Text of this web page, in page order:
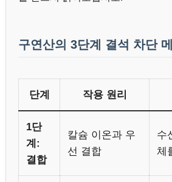
구연산의 3단계 결석 차단
단계 작용 원리
1단
계:
결합
칼슘 이온과 우
선 결합
수
체